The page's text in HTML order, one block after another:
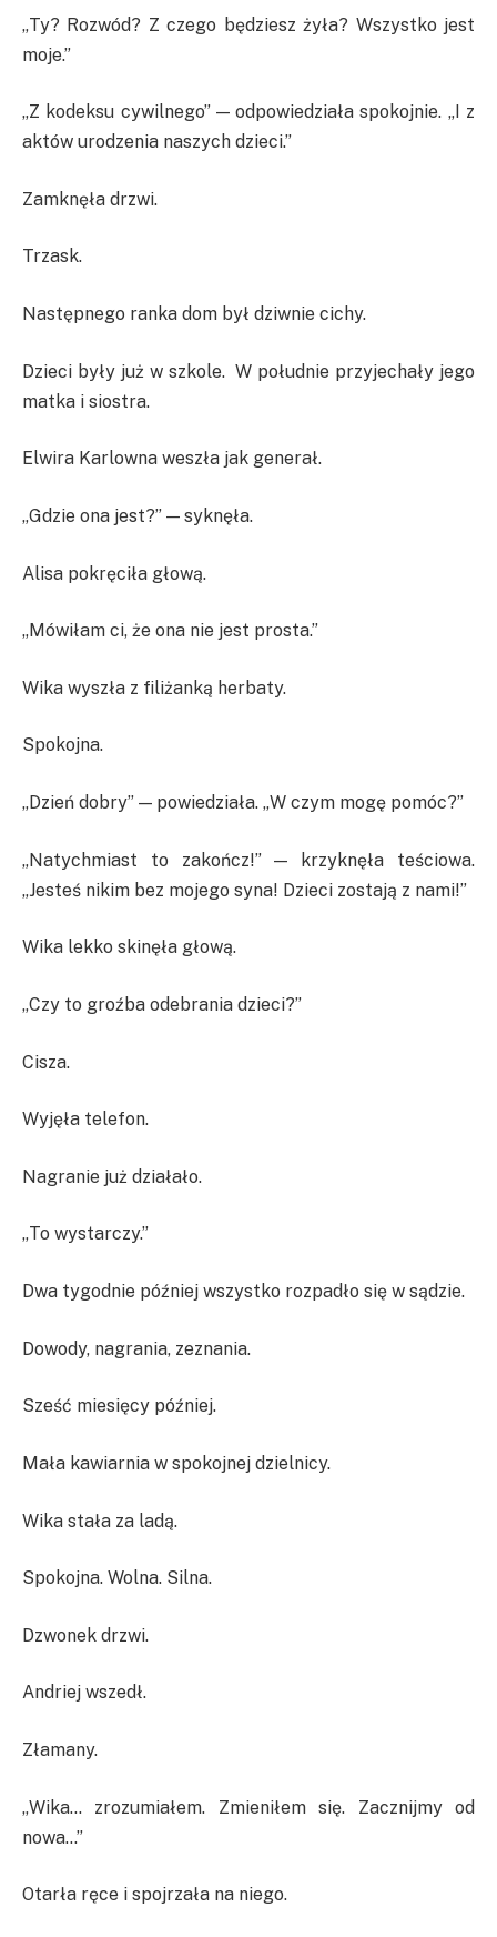
„Ty? Rozwód? Z czego będziesz żyła? Wszystko jest
moje.”
„Z kodeksu cywilnego” — odpowiedziała spokojnie. „I z
aktów urodzenia naszych dzieci.”
Zamknęła drzwi.
Trzask.
Następnego ranka dom był dziwnie cichy.
Dzieci były już w szkole. W południe przyjechały jego
matka i siostra.
Elwira Karlowna weszła jak generał.
„Gdzie ona jest?” — syknęła.
Alisa pokręciła głową.
„Mówiłam ci, że ona nie jest prosta.”
Wika wyszła z filiżanką herbaty.
Spokojna.
„Dzień dobry” — powiedziała. „W czym mogę pomóc?”
„Natychmiast to zakończ!” — krzyknęła teściowa.
„Jesteś nikim bez mojego syna! Dzieci zostają z nami!”
Wika lekko skinęła głową.
„Czy to groźba odebrania dzieci?”
Cisza.
Wyjęła telefon.
Nagranie już działało.
„To wystarczy.”
Dwa tygodnie później wszystko rozpadło się w sądzie.
Dowody, nagrania, zeznania.
Sześć miesięcy później.
Mała kawiarnia w spokojnej dzielnicy.
Wika stała za ladą.
Spokojna. Wolna. Silna.
Dzwonek drzwi.
Andriej wszedł.
Złamany.
„Wika… zrozumiałem. Zmieniłem się. Zacznijmy od
nowa…”
Otarła ręce i spojrzała na niego.